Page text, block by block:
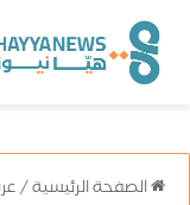
الصفحة الرئيسية/